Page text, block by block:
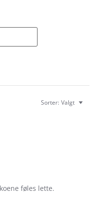
Sorter: Valgt
føles lette.